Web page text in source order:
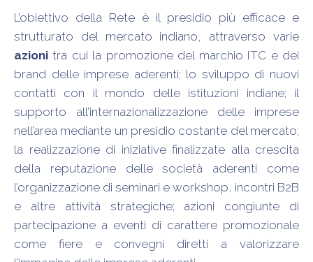
L’obiettivo della Rete è il presidio più efficace e
strutturato del mercato indiano, attraverso varie
azioni tra cui la promozione del marchio ITC e dei
brand delle imprese aderenti; lo sviluppo di nuovi
contatti con il mondo delle istituzioni indiane; il
supporto all’internazionalizzazione delle imprese
nell’area mediante un presidio costante del mercato;
la realizzazione di iniziative finalizzate alla crescita
della reputazione delle società aderenti come
l’organizzazione di seminari e workshop, incontri B2B
e altre attività strategiche; azioni congiunte di
partecipazione a eventi di carattere promozionale
come fiere e convegni diretti a valorizzare